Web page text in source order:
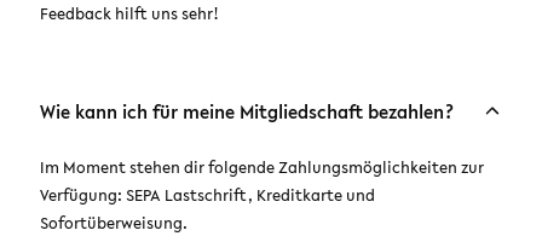
Feedback hilft uns sehr!
Wie kann ich für meine Mitgliedschaft bezahlen?
Im Moment stehen dir folgende Zahlungsmöglichkeiten zur
Verfügung: SEPA Lastschrift, Kreditkarte und
Sofortüberweisung.